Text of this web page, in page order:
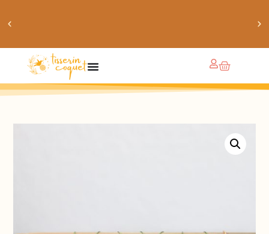
obtiens 20% de réduction sur ton prochain achat de
patrons